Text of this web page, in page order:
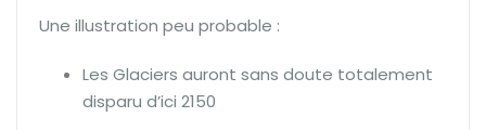
Une illustration peu probable :
Les Glaciers auront sans doute totalement
disparu d’ici 2150